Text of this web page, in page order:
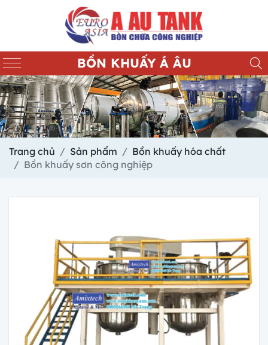
BỒN KHUẤY Á ÂU
Trang chủ Sản phẩm
Bồn khuấy hóa chất
Bồn khuấy sơn công nghiệp